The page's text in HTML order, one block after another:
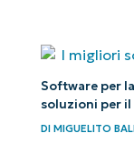
Software per
soluzioni per il
DIMIGUELITO